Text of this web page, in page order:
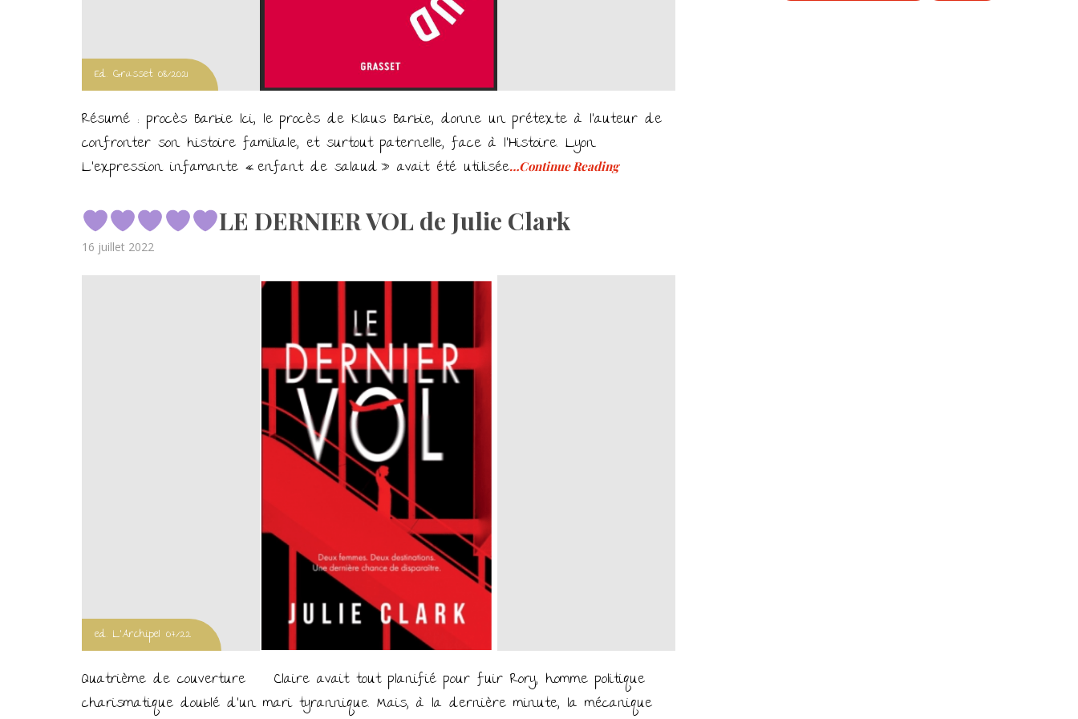
Ed. Grasset 08/2021
Résumé : procès Barbie Ici, le procès de Klaus Barbie, donne un prétexte à l’auteur de
confronter son histoire familiale, et surtout paternelle, face à l’Histoire. Lyon.
L’expression infamante « enfant de salaud » avait été utilisée…Continue Reading
LE DERNIER VOL de Julie Clark
Posted
16 juillet 2022
ed. L'Archipel 07/22
Quatrième de couverture Claire avait tout planifié pour fuir Rory, homme politique
charismatique doublé d’un mari tyrannique. Mais, à la dernière minute, la mécanique